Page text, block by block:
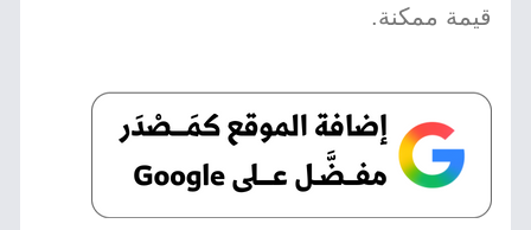
قيمة ممكنة.